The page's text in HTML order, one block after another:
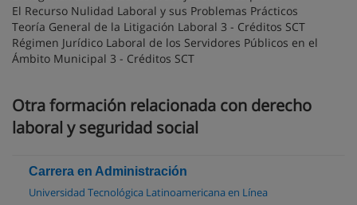
El Recurso Nulidad Laboral y sus Problemas Prácticos
Teoría General de la Litigación Laboral 3 - Créditos SCT
Régimen Jurídico Laboral de los Servidores Públicos en el
Ámbito Municipal 3 - Créditos SCT
Otra formación relacionada con derecho
laboral y seguridad social
Carrera en Administración
Universidad Tecnológica Latinoamericana en Línea